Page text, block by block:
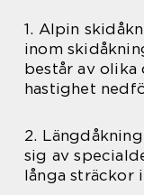
1. Alpin
inom
består av
hastighet
2.
sig av
långa sträckor